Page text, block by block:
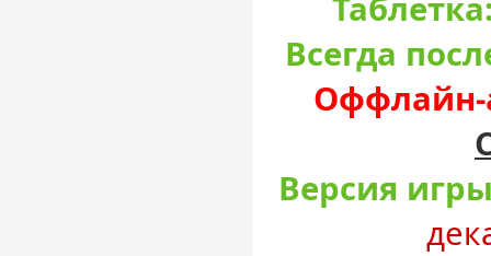
Всегда
Оффлайн-
Версия